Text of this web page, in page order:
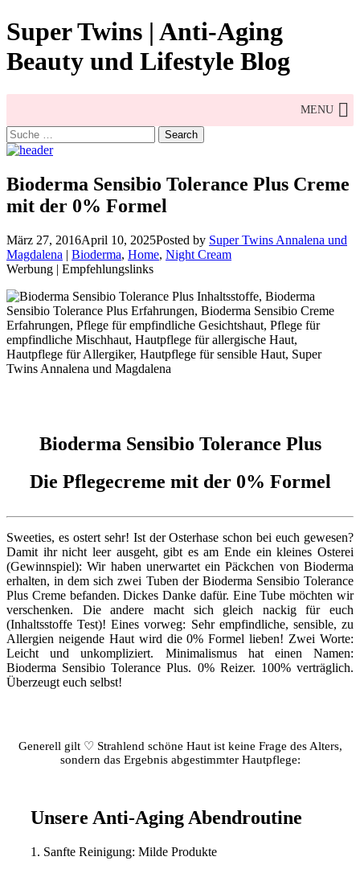
Skip
to
content
Super Twins | Anti-Aging
Beauty und Lifestyle Blog
MENU
Search
for:
Bioderma Sensibio Tolerance Plus Creme
mit der 0% Formel
März 27, 2016April 10, 2025Posted by Super Twins Annalena und
Magdalena | Bioderma, Home, Night Cream
Werbung | Empfehlungslinks
Bioderma Sensibio Tolerance Plus
Die Pflegecreme mit der 0% Formel
Sweeties, es ostert sehr! Ist der Osterhase schon bei euch gewesen?
Damit ihr nicht leer ausgeht, gibt es am Ende ein kleines Osterei
(Gewinnspiel): Wir haben unerwartet ein Päckchen von Bioderma
erhalten, in dem sich zwei Tuben der Bioderma Sensibio Tolerance
Plus Creme befanden. Dickes Danke dafür. Eine Tube möchten wir
verschenken. Die andere macht sich gleich nackig für euch
(Inhaltsstoffe Test)! Eines vorweg: Sehr empfindliche, sensible, zu
Allergien neigende Haut wird die 0% Formel lieben! Zwei Worte:
Leicht und unkompliziert. Minimalismus hat einen Namen:
Bioderma Sensibio Tolerance Plus. 0% Reizer. 100% verträglich.
Überzeugt euch selbst!
Generell gilt ♡ Strahlend schöne Haut ist keine Frage des Alters,
sondern das Ergebnis abgestimmter Hautpflege:
Unsere Anti-Aging Abendroutine
1. Sanfte Reinigung: Milde Produkte